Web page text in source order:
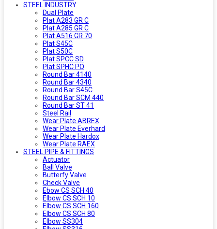
STEEL INDUSTRY
Dual Plate
Plat A283 GR C
Plat A285 GR C
Plat A516 GR 70
Plat S45C
Plat S50C
Plat SPCC SD
Plat SPHC PO
Round Bar 4140
Round Bar 4340
Round Bar S45C
Round Bar SCM 440
Round Bar ST 41
Steel Rail
Wear Plate ABREX
Wear Plate Everhard
Wear Plate Hardox
Wear Plate RAEX
STEEL PIPE & FITTINGS
Actuator
Ball Valve
Butterfy Valve
Check Valve
Ebow CS SCH 40
Elbow CS SCH 10
Elbow CS SCH 160
Elbow CS SCH 80
Elbow SS304